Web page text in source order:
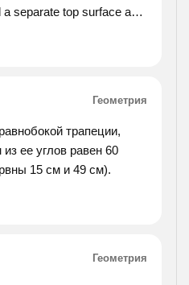
separate top surface and
nearest equivalents
solid fill above a
first of these involved a
and hence
gave way to a
more efficient,
it had the drawbacks of
Геометрия
трапеции,
ее углов равен 60
15 см и 49 см).
Геометрия